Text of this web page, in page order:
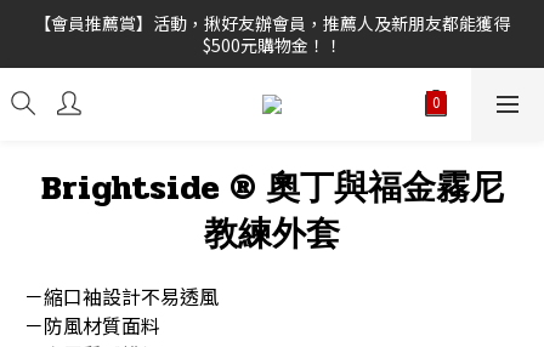
【新功能試營運】會員點數上線，不限訂單金額皆可折抵，折抵點
數無上限。
【會員推薦賞】活動，揪好友辦會員，推薦人及新朋友都能獲得
$500元購物金！！
【限時任選優惠！】 A+B各任選1件享好康！
數無上限。
Brightside ® 奧丁與福金霧尼
教練外套
－縮口袖設計不易透風
－防風材質面料